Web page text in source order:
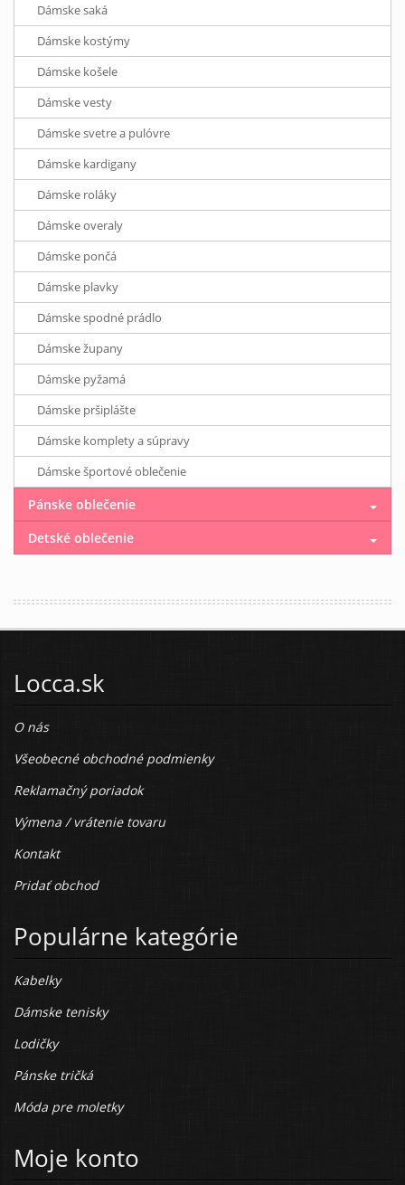
Dámske saká
Dámske kostýmy
Dámske košele
Dámske vesty
Dámske svetre a pulóvre
Dámske kardigany
Dámske roláky
Dámske overaly
Dámske pončá
Dámske plavky
Dámske spodné prádlo
Dámske župany
Dámske pyžamá
Dámske pršiplášte
Dámske komplety a súpravy
Dámske športové oblečenie
Pánske oblečenie
Detské oblečenie
Locca.sk
O nás
Všeobecné obchodné podmienky
Reklamačný poriadok
Výmena / vrátenie tovaru
Kontakt
Pridať obchod
Populárne kategórie
Kabelky
Dámske tenisky
Lodičky
Pánske tričká
Móda pre moletky
Moje konto